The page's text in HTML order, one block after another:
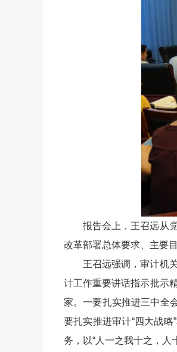
报告会上，王召远从
改革部署总体要求、主要
王召远强调，审计机
计工作重要讲话指示批示
家。一要扎实推进三中全
要扎实推进审计“四大战
务，以“人一之我十之，人